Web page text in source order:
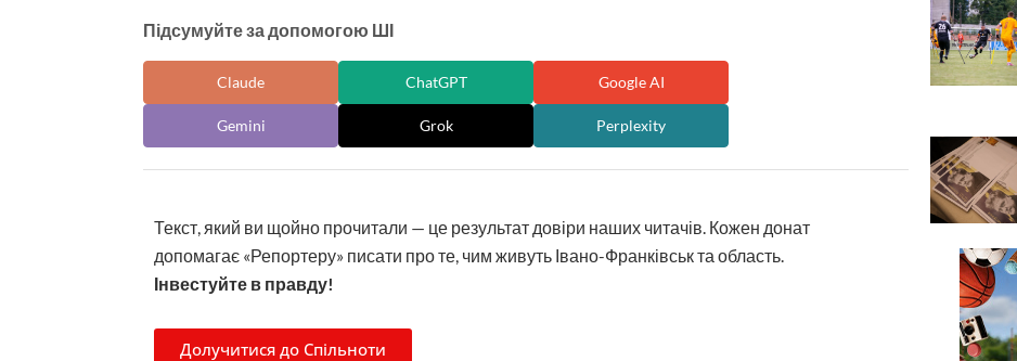
Підсумуйте за допомогою ШІ
Claude ChatGPT Google AI
Gemini Grok Perplexity
Текст, який ви щойно прочитали — це результат довіри наших читачів. Кожен донат
допомагає «Репортеру» писати про те, чим живуть Івано-Франківськ та область.
Інвестуйте в правду!
Долучитися до Спільноти